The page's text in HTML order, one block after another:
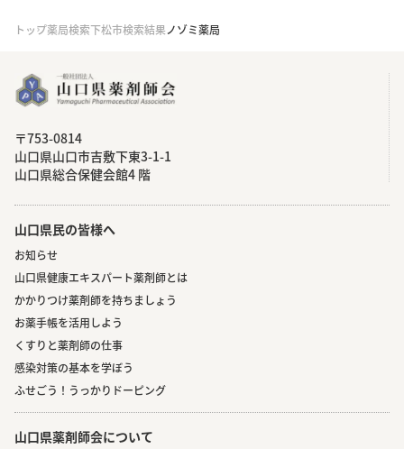
トップ薬局検索下松市検索結果ノゾミ薬局
〒753-0814
⼭⼝県⼭⼝市吉敷下東3-1-1
⼭⼝県総合保健会館4 階
山口県民の皆様へ
お知らせ
山口県健康エキスパート薬剤師とは
かかりつけ薬剤師を持ちましょう
お薬手帳を活用しよう
くすりと薬剤師の仕事
感染対策の基本を学ぼう
ふせごう！うっかりドーピング
山口県薬剤師会について